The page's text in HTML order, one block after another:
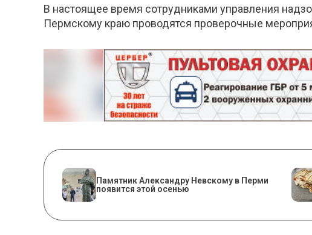
В настоящее время сотрудниками управления
Пермскому краю проводятся проверочные
​Памятник Александру Невскому в Перми
появится этой осенью